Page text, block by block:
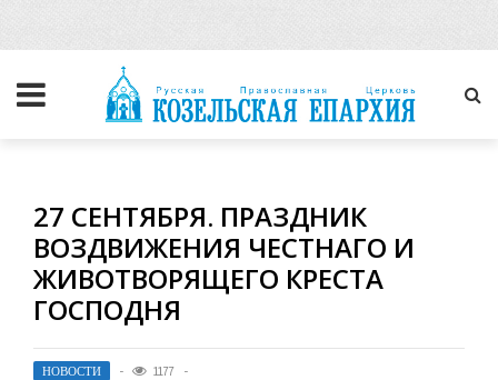
27 СЕНТЯБРЯ. ПРАЗДНИК
ВОЗДВИЖЕНИЯ ЧЕСТНАГО И
ЖИВОТВОРЯЩЕГО КРЕСТА
ГОСПОДНЯ
НОВОСТИ 1177